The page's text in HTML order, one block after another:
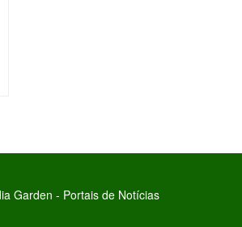
Garden - Portais de Notícias